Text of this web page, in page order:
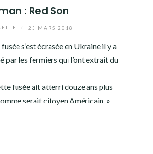
: Red Son
23 MARS 2018
fusée s’est écrasée en Ukraine il y a
par les fermiers qui l’ont extrait du
fusée ait atterri douze ans plus
serait citoyen Américain. »